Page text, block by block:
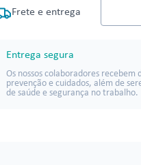
Frete e entrega
Entrega segura
Os nossos colaboradores
prevenção e cuidados, além de
de saúde e segurança no trabalho.